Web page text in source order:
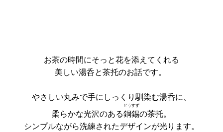
お茶の時間にそっと花を添えてくれる
美しい湯呑と茶托のお話です。
やさしい丸みで手にしっくり馴染む湯呑に、
柔らかな光沢のある銅錫
どうすず
の茶托。
シンプルながら洗練されたデザインが光ります。